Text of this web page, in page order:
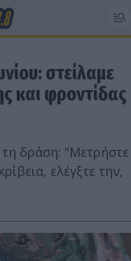
στείλαμε
και φροντίδας
δράση: "Μετρήστε
ελέγξτε την,